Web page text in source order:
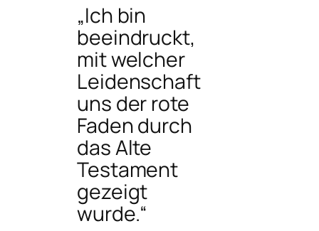
„Ich bin
beeindruckt,
mit welcher
Leidenschaft
uns der rote
Faden durch
das Alte
Testament
gezeigt
wurde.“